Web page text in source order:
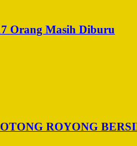
Orang Masih Diburu
ROYONG